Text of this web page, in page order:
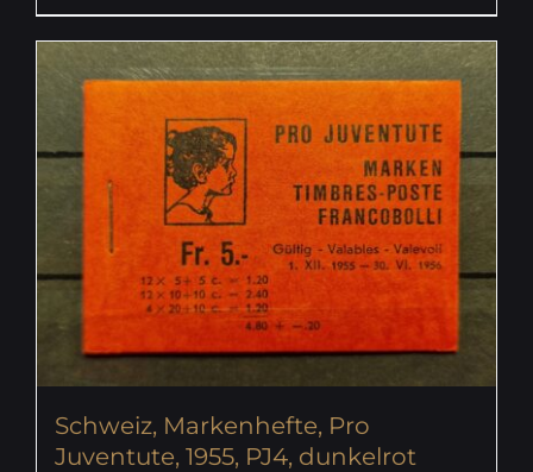
Schweiz, Markenhefte, Pro
Juventute, 1955, PJ4, dunkelrot